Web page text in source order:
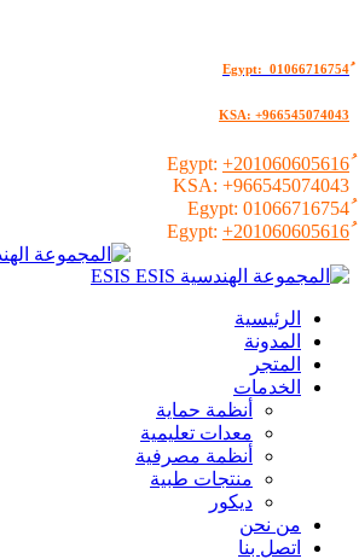
KSA: +966545074043
+201060605616
KSA: +966545074043
01066716754
+201060605616
الرئيسية
المدونة
المتجر
الخدمات
أنظمة حماية
معدات تعليمية
أنظمة مصرفية
منتجات طبية
ديكور
من نحن
اتصل بنا